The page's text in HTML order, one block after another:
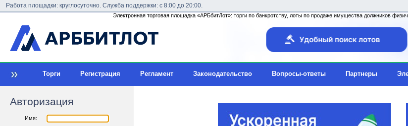
Работа площадки: круглосуточно. Служба поддержки: с 8:00 до 20:00.
Электронная торговая площадка «АРБбитЛот»: торги по банкротству, лоты по продаже имущества должников
Торги Регистрация Регламент Законодательство Вопросы-ответы Партнеры
Авторизация
Имя: